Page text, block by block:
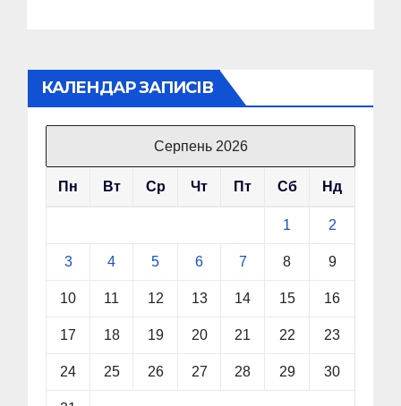
КАЛЕНДАР ЗАПИСІВ
Серпень 2026
Пн Вт Ср Чт Пт Сб Нд
1 2
3 4 5 6 7 8 9
10 11 12 13 14 15 16
17 18 19 20 21 22 23
24 25 26 27 28 29 30